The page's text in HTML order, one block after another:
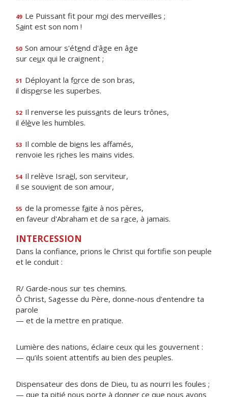
49 Le Puissant fit pour moi des merveilles ;
Saint est son nom !
50 Son amour s'étend d'âge en âge
sur ceux qui le craignent ;
51 Déployant la force de son bras,
il disperse les superbes.
52 Il renverse les puissants de leurs trônes,
il élève les humbles.
53 Il comble de biens les affamés,
renvoie les riches les mains vides.
54 Il relève Israël, son serviteur,
il se souvient de son amour,
55 de la promesse faite à nos pères,
en faveur d'Abraham et de sa race, à jamais.
INTERCESSION
Dans la confiance, prions le Christ qui fortifie son peuple
et le conduit :
R/ Garde-nous sur tes chemins.
Ô Christ, Sagesse du Père, donne-nous d’entendre ta
parole
— et de la mettre en pratique.
Lumière des nations, éclaire ceux qui les gouvernent :
— qu’ils soient attentifs au bien des peuples.
Dispensateur des dons de Dieu, tu as nourri les foules ;
— que ta pitié nous porte à donner ce que nous avons